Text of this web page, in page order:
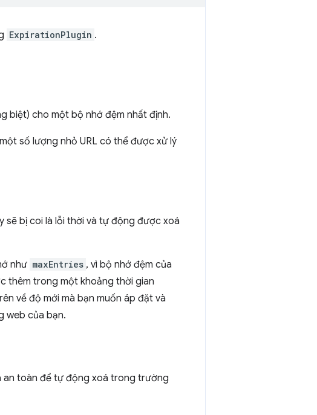
ExpirationPlugin .
biệt) cho một bộ nhớ đệm nhất định.
số lượng nhỏ URL có thể được xử lý
sẽ bị coi là lỗi thời và tự động được xoá
như maxEntries , vì bộ nhớ đệm của
thêm trong một khoảng thời gian
về độ mới mà bạn muốn áp đặt và
web của bạn.
an toàn để tự động xoá trong trường